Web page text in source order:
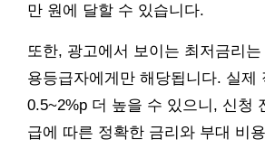
만 원에 달할 수 있습니다.
또한, 광고에서 보이는 최저금리
용등급자에게만 해당됩니다. 실제
0.5~2%p 더 높을 수 있으니, 신청
급에 따른 정확한 금리와 부대 비